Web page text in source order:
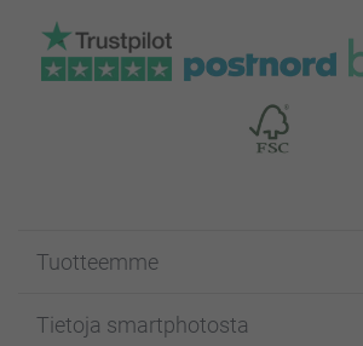
Tuotteemme
Kuvakortit
Tietoja smartphotosta